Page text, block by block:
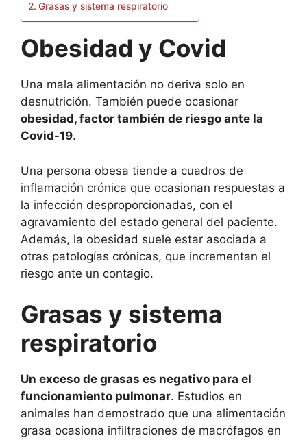
Grasas y sistema respiratorio
Obesidad y Covid
Una mala alimentación no deriva solo en
desnutrición. También puede ocasionar
obesidad, factor también de riesgo ante la
Covid-19.
Una persona obesa tiende a cuadros de
inflamación crónica que ocasionan respuestas a
la infección desproporcionadas, con el
agravamiento del estado general del paciente.
Además, la obesidad suele estar asociada a
otras patologías crónicas, que incrementan el
riesgo ante un contagio.
Grasas y sistema
respiratorio
Un exceso de grasas es negativo para el
funcionamiento pulmonar. Estudios en
animales han demostrado que una alimentación
grasa ocasiona infiltraciones de macrófagos en